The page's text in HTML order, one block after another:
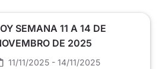
SEMANA 11 A 14 DE
DE 2025
11/11/2025 - 14/11/2025